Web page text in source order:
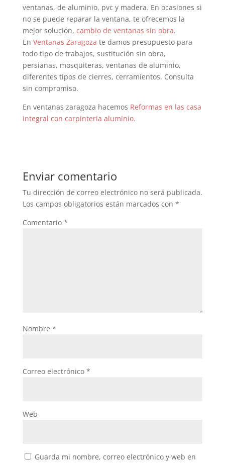
ventanas, de aluminio, pvc y madera. En ocasiones si
no se puede reparar la ventana, te ofrecemos la
mejor solución, cambio de ventanas sin obra.
En Ventanas Zaragoza te damos presupuesto para
todo tipo de trabajos, sustitución sin obra,
persianas, mosquiteras, ventanas de aluminio,
diferentes tipos de cierres, cerramientos. Consulta
sin compromiso.
En ventanas zaragoza hacemos Reformas en las casa
integral con carpinteria aluminio.
Enviar comentario
Tu dirección de correo electrónico no será publicada.
Los campos obligatorios están marcados con *
Comentario *
Nombre *
Correo electrónico *
Web
Guarda mi nombre, correo electrónico y web en